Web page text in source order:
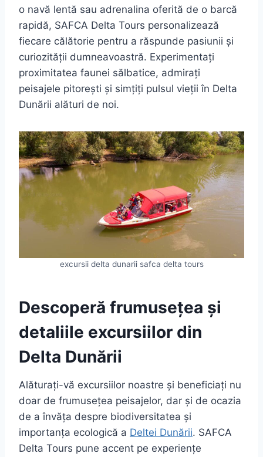
o navă lentă sau adrenalina oferită de o barcă
rapidă, SAFCA Delta Tours personalizează
fiecare călătorie pentru a răspunde pasiunii și
curiozității dumneavoastră. Experimentați
proximitatea faunei sălbatice, admirați
peisajele pitorești și simțiți pulsul vieții în Delta
Dunării alături de noi.
excursii delta dunarii safca delta tours
Descoperă frumusețea și
detaliile excursiilor din
Delta Dunării
Alăturați-vă excursiilor noastre și beneficiați nu
doar de frumusețea peisajelor, dar și de ocazia
de a învăța despre biodiversitatea și
importanța ecologică a Deltei Dunării. SAFCA
Delta Tours pune accent pe experiențe